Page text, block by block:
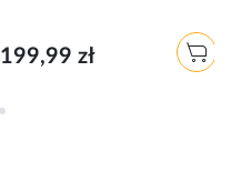
199,99 zł